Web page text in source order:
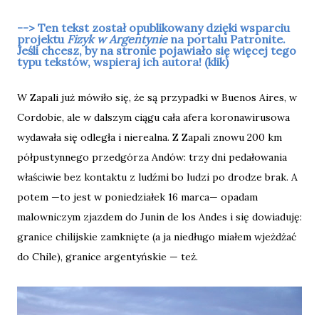
--> Ten tekst został opublikowany dzięki wsparciu
projektu Fizyk w Argentyniena portalu Patronite.
Jeśli chcesz, by na stronie pojawiało się więcej tego
typu tekstów, wspieraj ich autora! (klik)
W Zapali już mówiło się, że są przypadki w Buenos Aires, w
Cordobie, ale w dalszym ciągu cała afera koronawirusowa
wydawała się odległa i nierealna. Z Zapali znowu 200 km
półpustynnego przedgórza Andów: trzy dni pedałowania
właściwie bez kontaktu z ludźmi bo ludzi po drodze brak. A
potem —to jest w poniedziałek 16 marca— opadam
malowniczym zjazdem do Junin de los Andes i się dowiaduję:
granice chilijskie zamknięte (a ja niedługo miałem wjeżdżać
do Chile), granice argentyńskie — też.